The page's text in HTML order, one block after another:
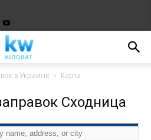
в Украине
Карта
Сходница